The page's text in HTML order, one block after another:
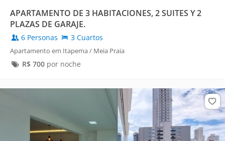
APARTAMENTO DE 3 HABITACIONES, 2 SUITES Y 2
PLAZAS DE GARAJE.
6 Personas 3 Cuartos
Apartamento em Itapema / Meia Praia
R$ 700por noche